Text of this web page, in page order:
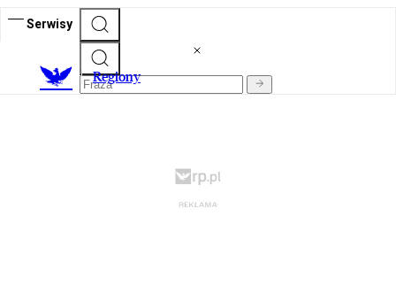
Serwisy
Regiony